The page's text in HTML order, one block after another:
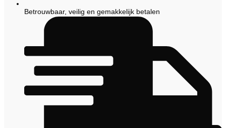
Betrouwbaar, veilig en gemakkelijk betalen